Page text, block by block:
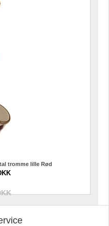
tromme lille Rød